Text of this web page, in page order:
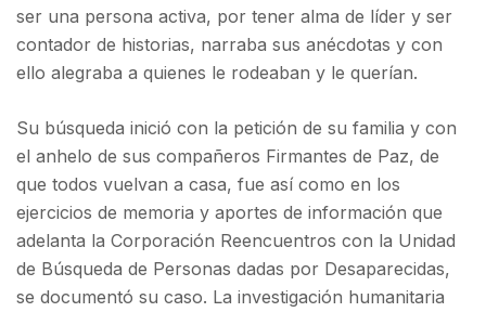
ser una persona activa, por tener alma de líder y ser
contador de historias, narraba sus anécdotas y con
ello alegraba a quienes le rodeaban y le querían.
Su búsqueda inició con la petición de su familia y con
el anhelo de sus compañeros Firmantes de Paz, de
que todos vuelvan a casa, fue así como en los
ejercicios de memoria y aportes de información que
adelanta la Corporación Reencuentros con la Unidad
de Búsqueda de Personas dadas por Desaparecidas,
se documentó su caso. La investigación humanitaria